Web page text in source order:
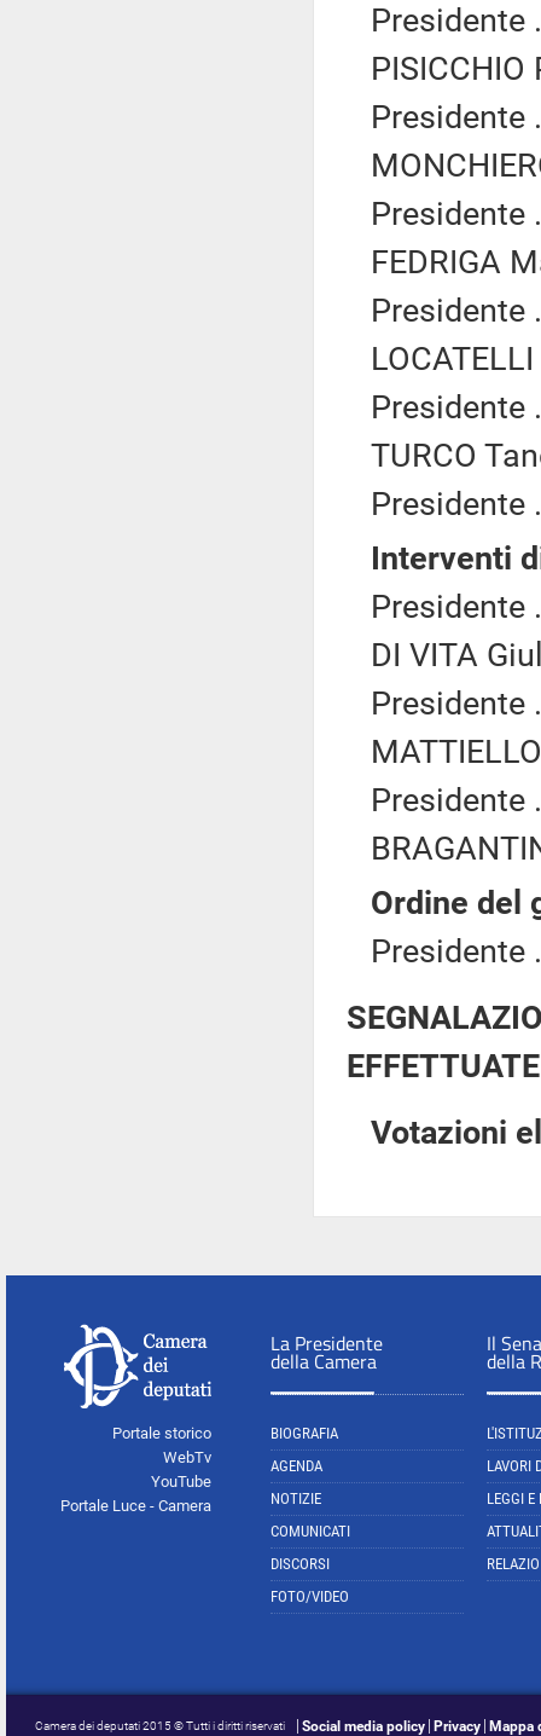
Presidente
Presidente
Presidente
FEDRIGA
Presidente
Presidente
TURCO
Presidente
Interventi
Presidente
DI VITA
Presidente
Presidente
Ordine del
Presidente
Votazioni
Portale storico
WebTv
YouTube
Portale Luce - Camera
La Presidente
della Camera
BIOGRAFIA
AGENDA
NOTIZIE
COMUNICATI
DISCORSI
FOTO/VIDEO
Il
della
LAVORI
LEGGI E
Camera dei deputati 2015 © Tutti i diritti riservati Social media policy Privacy Mappa